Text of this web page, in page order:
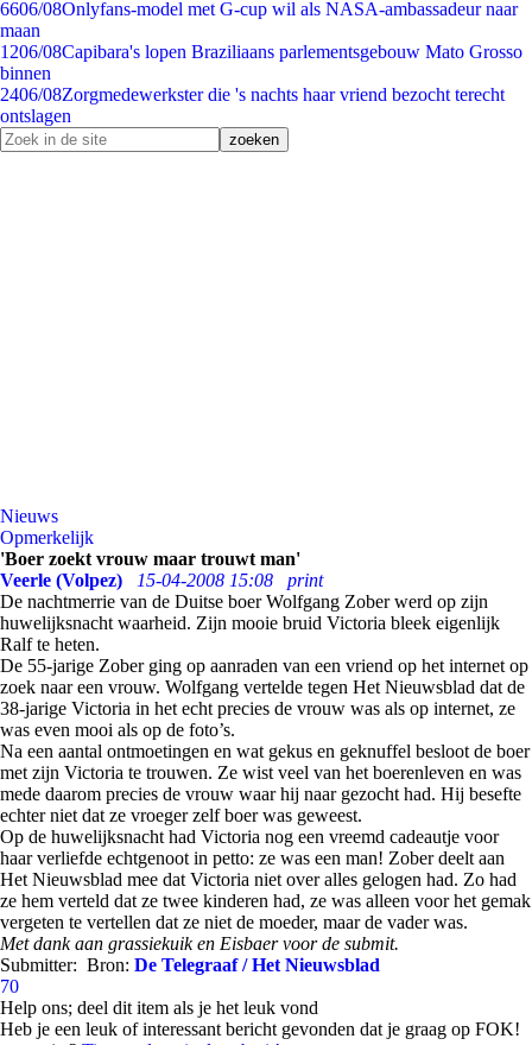
6606/08Onlyfans-model met G-cup wil als NASA-ambassadeur naar
maan
1206/08Capibara's lopen Braziliaans parlementsgebouw Mato Grosso
binnen
2406/08Zorgmedewerkster die 's nachts haar vriend bezocht terecht
ontslagen
Nieuws
Opmerkelijk
'Boer zoekt vrouw maar trouwt man'
Veerle (Volpez)
15-04-2008 15:08
print
De nachtmerrie van de Duitse boer Wolfgang Zober werd op zijn
huwelijksnacht waarheid. Zijn mooie bruid Victoria bleek eigenlijk
Ralf te heten.
De 55-jarige Zober ging op aanraden van een vriend op het internet op
zoek naar een vrouw. Wolfgang vertelde tegen Het Nieuwsblad dat de
38-jarige Victoria in het echt precies de vrouw was als op internet, ze
was even mooi als op de foto’s.
Na een aantal ontmoetingen en wat gekus en geknuffel besloot de boer
met zijn Victoria te trouwen. Ze wist veel van het boerenleven en was
mede daarom precies de vrouw waar hij naar gezocht had. Hij besefte
echter niet dat ze vroeger zelf boer was geweest.
Op de huwelijksnacht had Victoria nog een vreemd cadeautje voor
haar verliefde echtgenoot in petto: ze was een man! Zober deelt aan
Het Nieuwsblad mee dat Victoria niet over alles gelogen had. Zo had
ze hem verteld dat ze twee kinderen had, ze was alleen voor het gemak
vergeten te vertellen dat ze niet de moeder, maar de vader was.
Met dank aan grassiekuik en Eisbaer voor de submit.
Submitter: Bron: De Telegraaf / Het Nieuwsblad
70
Help ons; deel dit item als je het leuk vond
Heb je een leuk of interessant bericht gevonden dat je graag op FOK!